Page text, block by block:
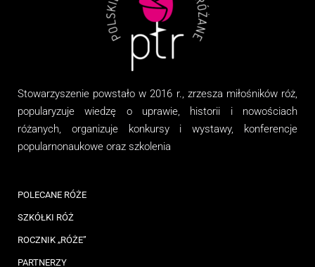
Stowarzyszenie powstało w 2016 r., zrzesza miłośników róż,
popularyzuje wiedzę o uprawie, historii i nowościach
różanych, organizujekonkursy i wystawy, konferencje
popularnonaukowe oraz szkolenia
POLECANE RÓŻE
SZKÓŁKI RÓŻ
ROCZNIK „RÓŻE”
PARTNERZY